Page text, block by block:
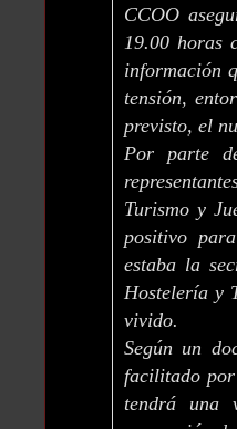
CCOO
19.00 horas
información
tensión,
previsto, el
Por parte
Turismo y
positivo
estaba la
Hostelería y
vivido.
Según un
facilitado
tendrá una